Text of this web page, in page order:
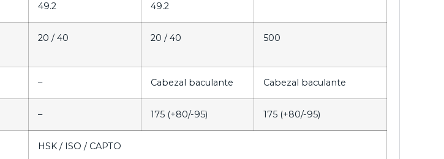
49.2
49.2
20 / 40 20 / 40 500
– Cabezal baculante Cabezal baculante
– 175 (+80/-95) 175 (+80/-95)
HSK / ISO / CAPTO